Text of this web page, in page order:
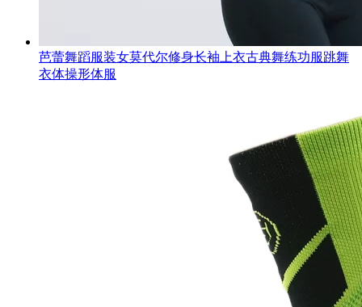
芭蕾舞蹈服装女莫代尔修身长袖上衣古典舞练功服跳舞
衣体操形体服